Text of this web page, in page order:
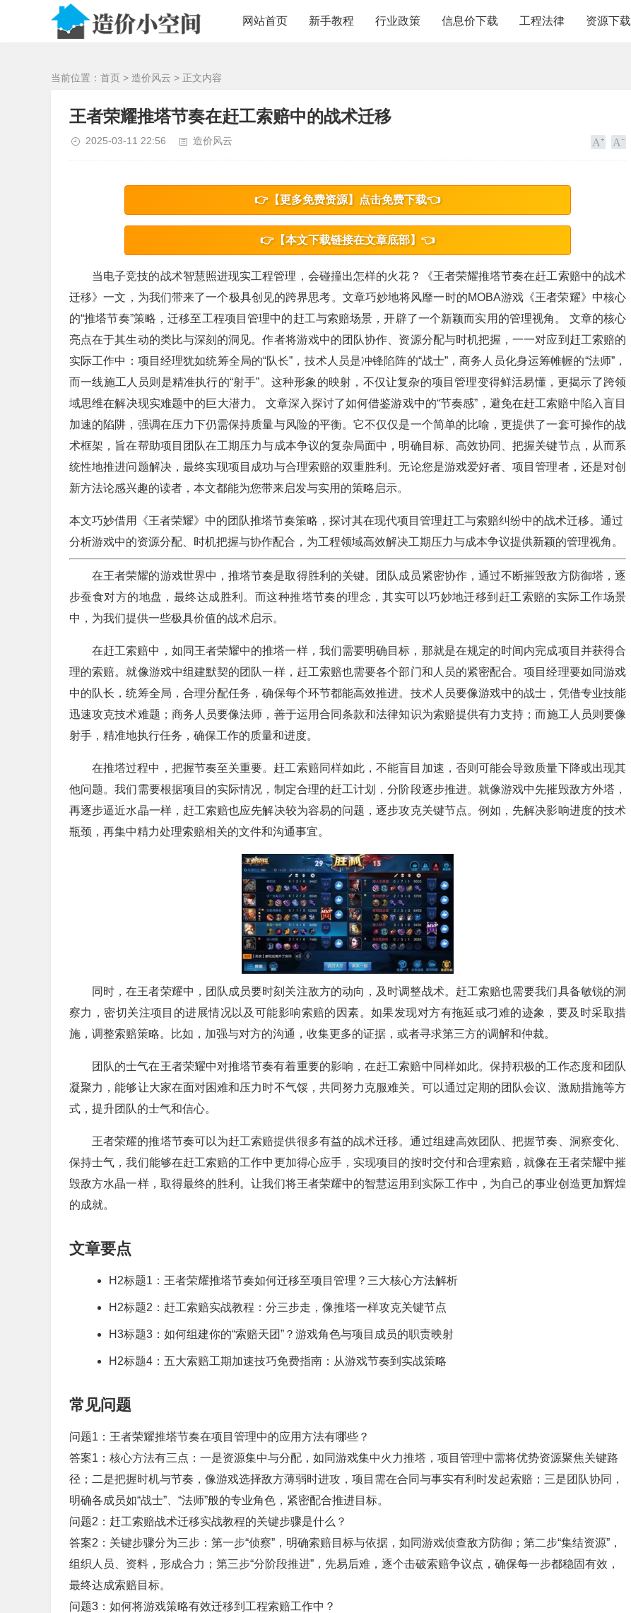
网站首页
新手教程 行业政策 信息价下载 工程法律 资源下载
当前位置： 首页 > 造价风云 > 正文内容
王者荣耀推塔节奏在赶工索赔中的战术迁移
2025-03-11 22:56 造价风云
👉【更多免费资源】点击免费下载👈
👉【本文下载链接在文章底部】👈
当电子竞技的战术智慧照进现实工程管理，会碰撞出怎样的火花？《王者荣耀推塔节奏在赶工索赔中的战术
迁移》一文，为我们带来了一个极具创见的跨界思考。文章巧妙地将风靡一时的MOBA游戏《王者荣耀》中核心
的“推塔节奏”策略，迁移至工程项目管理中的赶工与索赔场景，开辟了一个新颖而实用的管理视角。 文章的核心
亮点在于其生动的类比与深刻的洞见。作者将游戏中的团队协作、资源分配与时机把握，一一对应到赶工索赔的
实际工作中：项目经理犹如统筹全局的“队长”，技术人员是冲锋陷阵的“战士”，商务人员化身运筹帷幄的“法师”，
而一线施工人员则是精准执行的“射手”。这种形象的映射，不仅让复杂的项目管理变得鲜活易懂，更揭示了跨领
域思维在解决现实难题中的巨大潜力。 文章深入探讨了如何借鉴游戏中的“节奏感”，避免在赶工索赔中陷入盲目
加速的陷阱，强调在压力下仍需保持质量与风险的平衡。它不仅仅是一个简单的比喻，更提供了一套可操作的战
术框架，旨在帮助项目团队在工期压力与成本争议的复杂局面中，明确目标、高效协同、把握关键节点，从而系
统性地推进问题解决，最终实现项目成功与合理索赔的双重胜利。无论您是游戏爱好者、项目管理者，还是对创
新方法论感兴趣的读者，本文都能为您带来启发与实用的策略启示。
本文巧妙借用《王者荣耀》中的团队推塔节奏策略，探讨其在现代项目管理赶工与索赔纠纷中的战术迁移。通过
分析游戏中的资源分配、时机把握与协作配合，为工程领域高效解决工期压力与成本争议提供新颖的管理视角。
在王者荣耀的游戏世界中，推塔节奏是取得胜利的关键。团队成员紧密协作，通过不断摧毁敌方防御塔，逐
步蚕食对方的地盘，最终达成胜利。而这种推塔节奏的理念，其实可以巧妙地迁移到赶工索赔的实际工作场景
中，为我们提供一些极具价值的战术启示。
在赶工索赔中，如同王者荣耀中的推塔一样，我们需要明确目标，那就是在规定的时间内完成项目并获得合
理的索赔。就像游戏中组建默契的团队一样，赶工索赔也需要各个部门和人员的紧密配合。项目经理要如同游戏
中的队长，统筹全局，合理分配任务，确保每个环节都能高效推进。技术人员要像游戏中的战士，凭借专业技能
迅速攻克技术难题；商务人员要像法师，善于运用合同条款和法律知识为索赔提供有力支持；而施工人员则要像
射手，精准地执行任务，确保工作的质量和进度。
在推塔过程中，把握节奏至关重要。赶工索赔同样如此，不能盲目加速，否则可能会导致质量下降或出现其
他问题。我们需要根据项目的实际情况，制定合理的赶工计划，分阶段逐步推进。就像游戏中先摧毁敌方外塔，
再逐步逼近水晶一样，赶工索赔也应先解决较为容易的问题，逐步攻克关键节点。例如，先解决影响进度的技术
瓶颈，再集中精力处理索赔相关的文件和沟通事宜。
同时，在王者荣耀中，团队成员要时刻关注敌方的动向，及时调整战术。赶工索赔也需要我们具备敏锐的洞
察力，密切关注项目的进展情况以及可能影响索赔的因素。如果发现对方有拖延或刁难的迹象，要及时采取措
施，调整索赔策略。比如，加强与对方的沟通，收集更多的证据，或者寻求第三方的调解和仲裁。
团队的士气在王者荣耀中对推塔节奏有着重要的影响，在赶工索赔中同样如此。保持积极的工作态度和团队
凝聚力，能够让大家在面对困难和压力时不气馁，共同努力克服难关。可以通过定期的团队会议、激励措施等方
式，提升团队的士气和信心。
王者荣耀的推塔节奏可以为赶工索赔提供很多有益的战术迁移。通过组建高效团队、把握节奏、洞察变化、
保持士气，我们能够在赶工索赔的工作中更加得心应手，实现项目的按时交付和合理索赔，就像在王者荣耀中摧
毁敌方水晶一样，取得最终的胜利。让我们将王者荣耀中的智慧运用到实际工作中，为自己的事业创造更加辉煌
的成就。
文章要点
H2标题1：王者荣耀推塔节奏如何迁移至项目管理？三大核心方法解析
H2标题2：赶工索赔实战教程：分三步走，像推塔一样攻克关键节点
H3标题3：如何组建你的“索赔天团”？游戏角色与项目成员的职责映射
H2标题4：五大索赔工期加速技巧免费指南：从游戏节奏到实战策略
常见问题
问题1：王者荣耀推塔节奏在项目管理中的应用方法有哪些？
答案1：核心方法有三点：一是资源集中与分配，如同游戏集中火力推塔，项目管理中需将优势资源聚焦关键路
径；二是把握时机与节奏，像游戏选择敌方薄弱时进攻，项目需在合同与事实有利时发起索赔；三是团队协同，
明确各成员如“战士”、“法师”般的专业角色，紧密配合推进目标。
问题2：赶工索赔战术迁移实战教程的关键步骤是什么？
答案2：关键步骤分为三步：第一步“侦察”，明确索赔目标与依据，如同游戏侦查敌方防御；第二步“集结资源”，
组织人员、资料，形成合力；第三步“分阶段推进”，先易后难，逐个击破索赔争议点，确保每一步都稳固有效，
最终达成索赔目标。
问题3：如何将游戏策略有效迁移到工程索赔工作中？